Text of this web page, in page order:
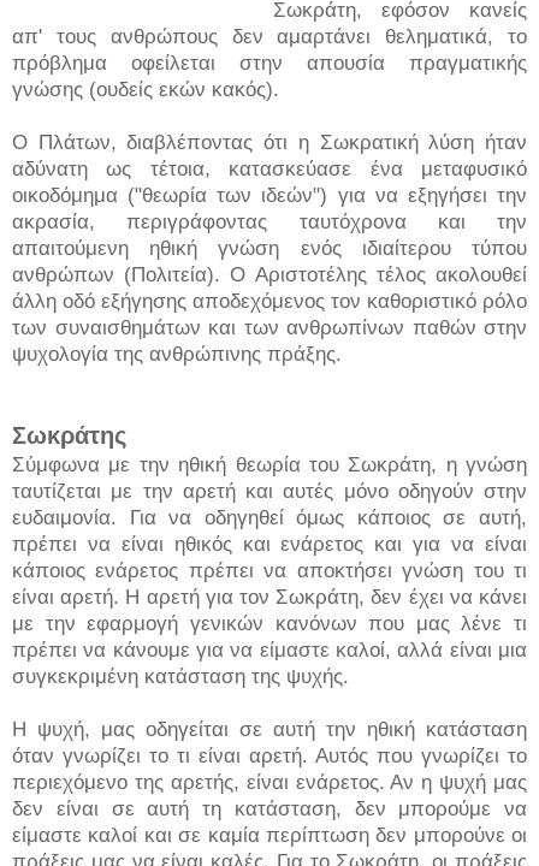
Σωκράτη, εφόσον κανείς
απ' τους ανθρώπους δεν αμαρτάνει θεληματικά, το
πρόβλημα οφείλεται στην απουσία πραγματικής
γνώσης (ουδείς εκών κακός).
Ο Πλάτων, διαβλέποντας ότι η Σωκρατική λύση ήταν
αδύνατη ως τέτοια, κατασκεύασε ένα μεταφυσικό
οικοδόμημα ("θεωρία των ιδεών") για να εξηγήσει την
ακρασία, περιγράφοντας ταυτόχρονα και την
απαιτούμενη ηθική γνώση ενός ιδιαίτερου τύπου
ανθρώπων (Πολιτεία). Ο Αριστοτέλης τέλος ακολουθεί
άλλη οδό εξήγησης αποδεχόμενος τον καθοριστικό ρόλο
των συναισθημάτων και των ανθρωπίνων παθών στην
ψυχολογία της ανθρώπινης πράξης.
Σωκράτης
Σύμφωνα με την ηθική θεωρία του Σωκράτη, η γνώση
ταυτίζεται με την αρετή και αυτές μόνο οδηγούν στην
ευδαιμονία. Για να οδηγηθεί όμως κάποιος σε αυτή,
πρέπει να είναι ηθικός και ενάρετος και για να είναι
κάποιος ενάρετος πρέπει να αποκτήσει γνώση του τι
είναι αρετή. Η αρετή για τον Σωκράτη, δεν έχει να κάνει
με την εφαρμογή γενικών κανόνων που μας λένε τι
πρέπει να κάνουμε για να είμαστε καλοί, αλλά είναι μια
συγκεκριμένη κατάσταση της ψυχής.
Η ψυχή, μας οδηγείται σε αυτή την ηθική κατάσταση
όταν γνωρίζει το τι είναι αρετή. Αυτός που γνωρίζει το
περιεχόμενο της αρετής, είναι ενάρετος. Αν η ψυχή μας
δεν είναι σε αυτή τη κατάσταση, δεν μπορούμε να
είμαστε καλοί και σε καμία περίπτωση δεν μπορούνε οι